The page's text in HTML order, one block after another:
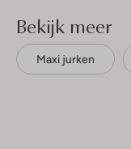
Bekijk meer
Maxi jurken